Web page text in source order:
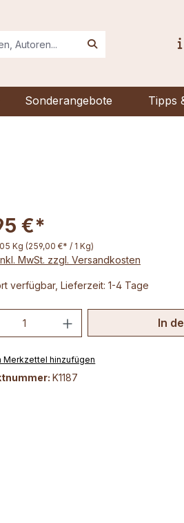
Sonderangebote Tipps
€*
Kg (259,00 €* / 1 Kg)
MwSt. zzgl. Versandkosten
verfügbar, Lieferzeit: 1-4 Tage
Anzahl: Gib den
In
Merkzettel hinzufügen
K1187